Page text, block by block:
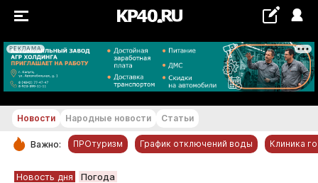
РЕКЛАМА
+18...+19 °С
РУБРИКИ
Новости Народные новости Статьи
Важно: ПРОтуризм График отключений воды Клиника
Новость дня Погода